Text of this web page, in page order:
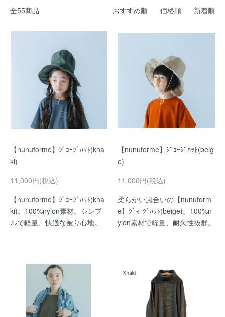
全55商品 おすすめ順 価格順 新着順
【nunuforme】ｼﾞｮｰｼﾞﾊｯﾄ(kha
ki)
11,000円(税込)
【nunuforme】ｼﾞｮｰｼﾞﾊｯﾄ(kha
ki)。100%nylon素材。シンプ
ルで軽量、快適な被り心地。
【nunuforme】ｼﾞｮｰｼﾞﾊｯﾄ(beig
e)
11,000円(税込)
柔らかい風合いの【nunuform
e】ｼﾞｮｰｼﾞﾊｯﾄ(beige)。100%n
ylon素材で軽量、耐久性抜群。